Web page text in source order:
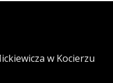
w Kocierzu